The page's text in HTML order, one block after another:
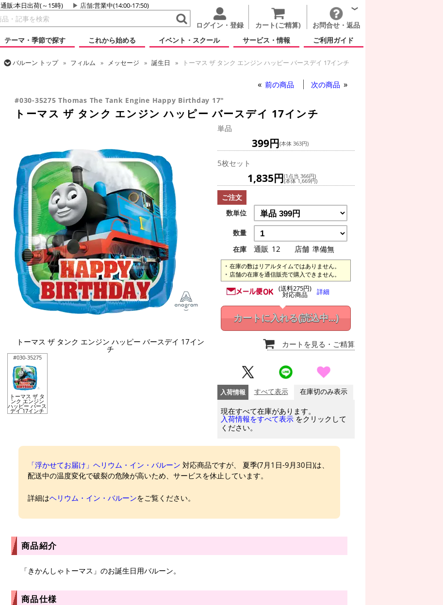
通販:本日出荷(～15時) 店舗:営業中(14:00-17:50)
ログイン・登録 カート(ご精算)
お問合せ・返品
テーマ・季節で探す
これから始める イベント・スクール サービス・情報 ご利用ガイド
バルーン トップ フィルム メッセージ 誕生日
トーマス ザ タンク エンジン ハッピー バースデイ 17インチ
前の商品 次の商品
#030-35275 Thomas The Tank Engine Happy Birthday 17"
トーマス ザ タンク エンジン ハッピー バースデイ 17インチ
トーマス ザ タンク エンジン ハッピー バースデイ 17イン
チ
#030-35275
トーマス ザ タ
ンク エンジン
ハッピー バース
デイ 17インチ
単品
399円(本体 363円)
5枚セット
1,835円(1点当 366円)
(本体 1,669円)
ご注文
数単位
数量
在庫
通販 12 店舗 準備無
在庫の数はリアルタイムではありません。
店舗の在庫を通信販売で購入できません。
(送料275円)
対応商品 詳細
カートに入れる(読込中...)
カートを見る ・ご精算
入荷情報 すべて表示 在庫切のみ表示
現在すべて在庫があります。
入荷情報をすべて表示 をクリックして
ください。
「浮かせてお届け」ヘリウム・イン・バルーン 対応商品ですが、 夏季(7月1日-9月30日)は、
配送中の温度変化で破裂の危険が高いため、サービスを休止しています。
詳細はヘリウム・イン・バルーンをご覧ください。
商品紹介
「きかんしゃトーマス」のお誕生日用バルーン。
商品仕様